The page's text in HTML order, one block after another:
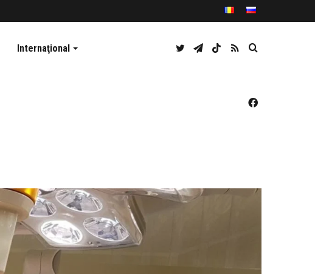
Internaţional Caută
RSS
TikTok
Telegram
Twitter
Facebook